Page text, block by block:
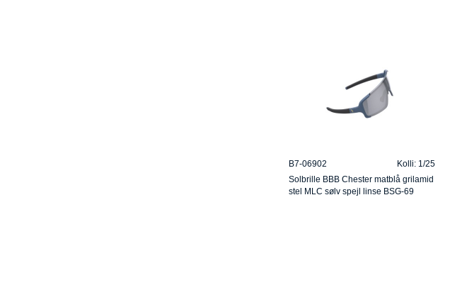
B7-06902
Kolli: 1/25
Solbrille BBB Chester matblå grilamid
stel MLC sølv spejl linse BSG-69